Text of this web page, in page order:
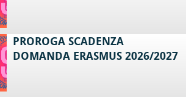
PROROGA SCADENZA
DOMANDA ERASMUS 2026/2027